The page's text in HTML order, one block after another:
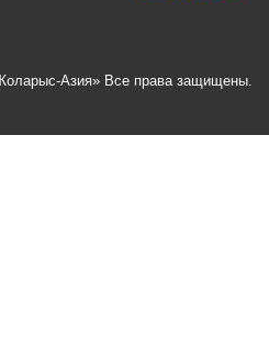
Азия» Все права защищены.